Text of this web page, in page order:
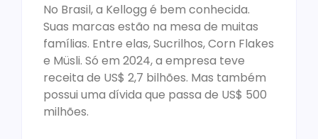
No Brasil, a Kellogg é bem conhecida.
Suas marcas estão na mesa de muitas
famílias. Entre elas, Sucrilhos, Corn Flakes
e Müsli. Só em 2024, a empresa teve
receita de US$ 2,7 bilhões. Mas também
possui uma dívida que passa de US$ 500
milhões.